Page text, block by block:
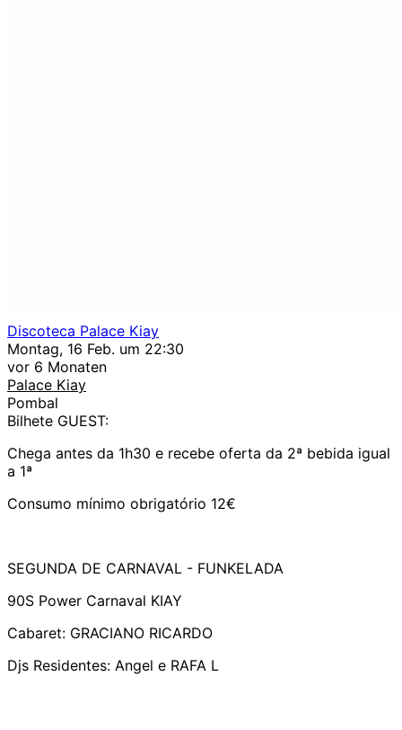
Discoteca Palace Kiay
Montag, 16 Feb. um 22:30
vor 6 Monaten
Palace Kiay
Pombal
Bilhete GUEST:
Chega antes da 1h30 e recebe oferta da 2ª bebida igual
a 1ª
Consumo mínimo obrigatório 12€
SEGUNDA DE CARNAVAL - FUNKELADA
90S Power Carnaval KIAY
Cabaret: GRACIANO RICARDO
Djs Residentes: Angel e RAFA L